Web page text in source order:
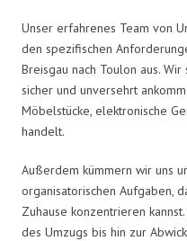
Unser erfahrenes Team von
den spezifischen
Breisgau nach Toulon aus.
sicher und unversehrt
Möbelstücke, elektronische
handelt.
Außerdem kümmern wir uns
organisatorischen Aufgaben,
Zuhause konzentrieren
des Umzugs bis hin zur